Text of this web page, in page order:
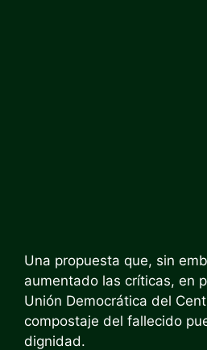
Una propuesta que, sin
aumentado las críticas, en
Unión Democrática del
compostaje del fallecido
dignidad.